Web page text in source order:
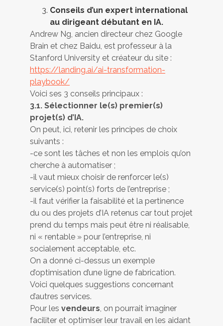
Conseils d’un expert international
au dirigeant débutant en IA.
Andrew Ng, ancien directeur chez Google
Brain et chez Baidu, est professeur à la
Stanford University et créateur du site :
https://landing.ai/ai-transformation-
playbook/
Voici ses 3 conseils principaux :
3.1. Sélectionner le(s) premier(s)
projet(s) d’IA.
On peut, ici, retenir les principes de choix
suivants :
-ce sont les tâches et non les emplois qu’on
cherche à automatiser ;
-il vaut mieux choisir de renforcer le(s)
service(s) point(s) forts de l’entreprise ;
-il faut vérifier la faisabilité et la pertinence
du ou des projets d’IA retenus car tout projet
prend du temps mais peut être ni réalisable,
ni « rentable » pour l’entreprise, ni
socialement acceptable, etc.
On a donné ci-dessus un exemple
d’optimisation d’une ligne de fabrication.
Voici quelques suggestions concernant
d’autres services.
Pour les vendeurs, on pourrait imaginer
faciliter et optimiser leur travail en les aidant